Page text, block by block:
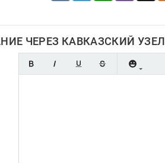
ЧЕРЕЗ КАВКАЗСКИЙ УЗЕЛ